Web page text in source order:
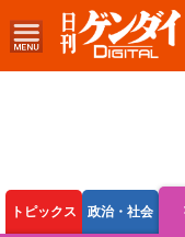
トピックス 政治・社会